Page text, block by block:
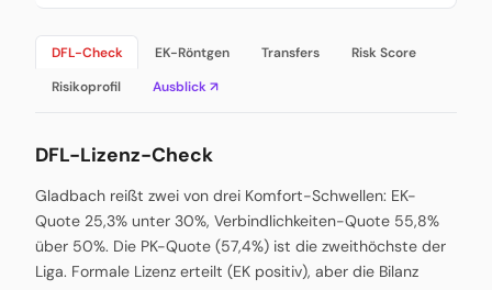
DFL-Check EK-Röntgen Transfers
Risk Score
Risikoprofil
Ausblick ↗
DFL-Lizenz-Check
Gladbach reißt zwei von drei Komfort-Schwellen: EK-
Quote 25,3% unter 30%, Verbindlichkeiten-Quote 55,8%
über 50%. Die PK-Quote (57,4%) ist die zweithöchste der
Liga. Formale Lizenz erteilt (EK positiv), aber die Bilanz